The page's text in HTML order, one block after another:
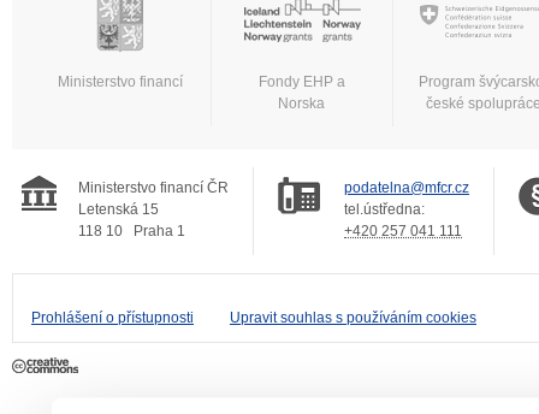
Ministerstvo financí
Fondy EHP a
Norska
Program
české
Ministerstvo financí ČR
Letenská 15
118 10
Praha 1
podatelna@mfcr.cz
tel.ústředna:
+420 257 041 111
Prohlášení o přístupnosti Upravit souhlas s používáním cookies